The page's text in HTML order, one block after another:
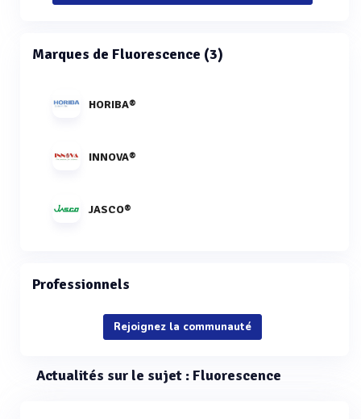
Marques de Fluorescence (3)
HORIBA®
INNOVA®
JASCO®
Professionnels
Rejoignez la communauté
Actualités sur le sujet : Fluorescence